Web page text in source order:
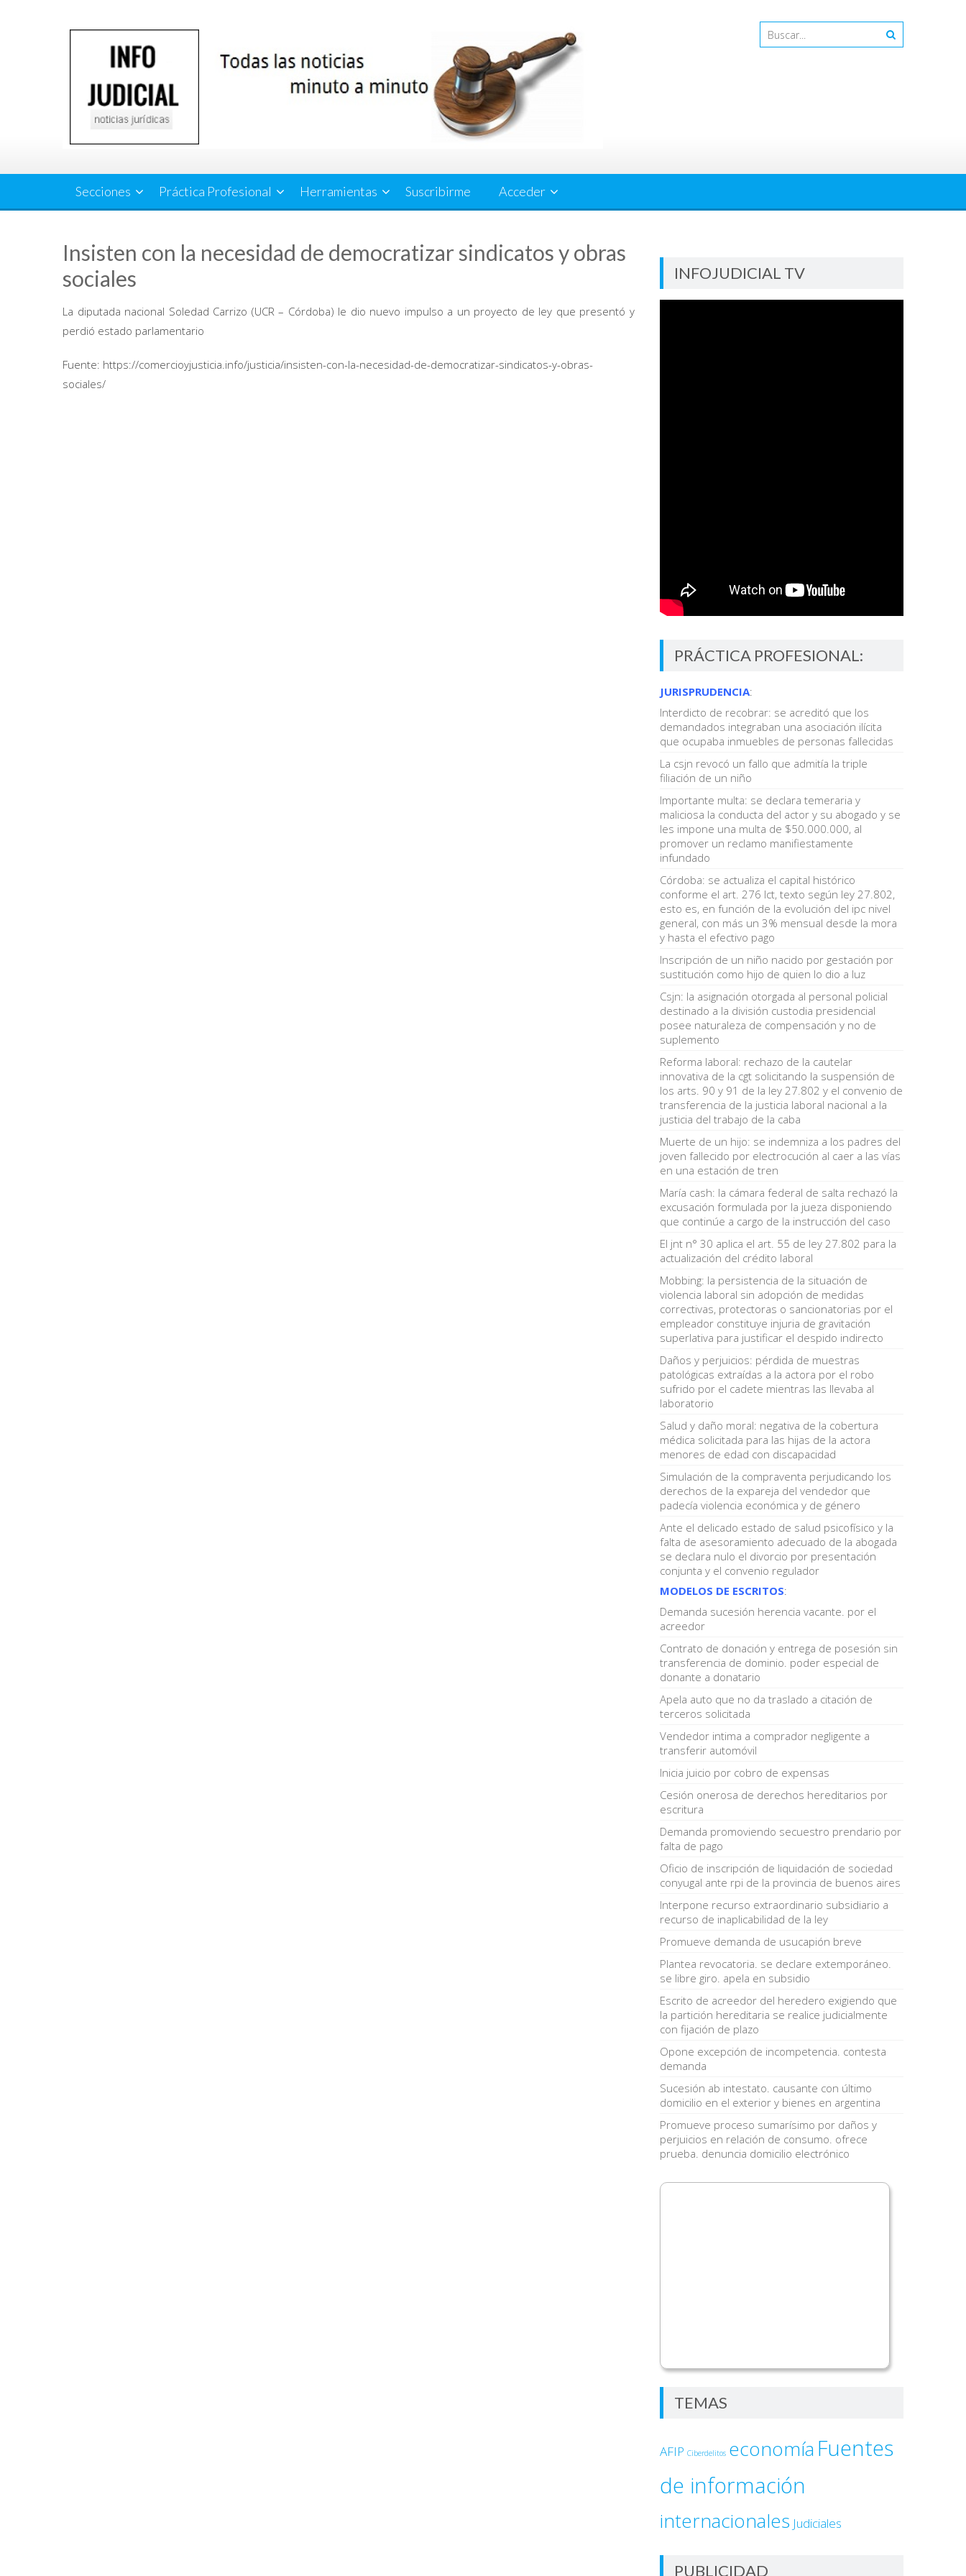
Secciones Práctica Profesional Herramientas Suscribirme Acceder
Insisten con la necesidad de democratizar sindicatos y obras
sociales
La diputada nacional Soledad Carrizo (UCR – Córdoba) le dio nuevo impulso a un proyecto de ley que presentó y
perdió estado parlamentario
Fuente: https://comercioyjusticia.info/justicia/insisten-con-la-necesidad-de-democratizar-sindicatos-y-obras-
sociales/
INFOJUDICIAL TV
PRÁCTICA PROFESIONAL:
JURISPRUDENCIA:
Interdicto de recobrar: se acreditó que los
demandados integraban una asociación ilícita
que ocupaba inmuebles de personas fallecidas
La csjn revocó un fallo que admitía la triple
filiación de un niño
Importante multa: se declara temeraria y
maliciosa la conducta del actor y su abogado y se
les impone una multa de $50.000.000, al
promover un reclamo manifiestamente
infundado
Córdoba: se actualiza el capital histórico
conforme el art. 276 lct, texto según ley 27.802,
esto es, en función de la evolución del ipc nivel
general, con más un 3% mensual desde la mora
y hasta el efectivo pago
Inscripción de un niño nacido por gestación por
sustitución como hijo de quien lo dio a luz
Csjn: la asignación otorgada al personal policial
destinado a la división custodia presidencial
posee naturaleza de compensación y no de
suplemento
Reforma laboral: rechazo de la cautelar
innovativa de la cgt solicitando la suspensión de
los arts. 90 y 91 de la ley 27.802 y el convenio de
transferencia de la justicia laboral nacional a la
justicia del trabajo de la caba
Muerte de un hijo: se indemniza a los padres del
joven fallecido por electrocución al caer a las vías
en una estación de tren
María cash: la cámara federal de salta rechazó la
excusación formulada por la jueza disponiendo
que continúe a cargo de la instrucción del caso
El jnt n° 30 aplica el art. 55 de ley 27.802 para la
actualización del crédito laboral
Mobbing: la persistencia de la situación de
violencia laboral sin adopción de medidas
correctivas, protectoras o sancionatorias por el
empleador constituye injuria de gravitación
superlativa para justificar el despido indirecto
Daños y perjuicios: pérdida de muestras
patológicas extraídas a la actora por el robo
sufrido por el cadete mientras las llevaba al
laboratorio
Salud y daño moral: negativa de la cobertura
médica solicitada para las hijas de la actora
menores de edad con discapacidad
Simulación de la compraventa perjudicando los
derechos de la expareja del vendedor que
padecía violencia económica y de género
Ante el delicado estado de salud psicofísico y la
falta de asesoramiento adecuado de la abogada
se declara nulo el divorcio por presentación
conjunta y el convenio regulador
MODELOS DE ESCRITOS:
Demanda sucesión herencia vacante. por el
acreedor
Contrato de donación y entrega de posesión sin
transferencia de dominio. poder especial de
donante a donatario
Apela auto que no da traslado a citación de
terceros solicitada
Vendedor intima a comprador negligente a
transferir automóvil
Inicia juicio por cobro de expensas
Cesión onerosa de derechos hereditarios por
escritura
Demanda promoviendo secuestro prendario por
falta de pago
Oficio de inscripción de liquidación de sociedad
conyugal ante rpi de la provincia de buenos aires
Interpone recurso extraordinario subsidiario a
recurso de inaplicabilidad de la ley
Promueve demanda de usucapión breve
Plantea revocatoria. se declare extemporáneo.
se libre giro. apela en subsidio
Escrito de acreedor del heredero exigiendo que
la partición hereditaria se realice judicialmente
con fijación de plazo
Opone excepción de incompetencia. contesta
demanda
Sucesión ab intestato. causante con último
domicilio en el exterior y bienes en argentina
Promueve proceso sumarísimo por daños y
perjuicios en relación de consumo. ofrece
prueba. denuncia domicilio electrónico
TEMAS
AFIP Ciberdelitos economía Fuentes
de información
internacionales Judiciales
PUBLICIDAD